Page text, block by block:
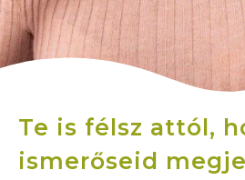
Te is félsz attól,
ismerőseid